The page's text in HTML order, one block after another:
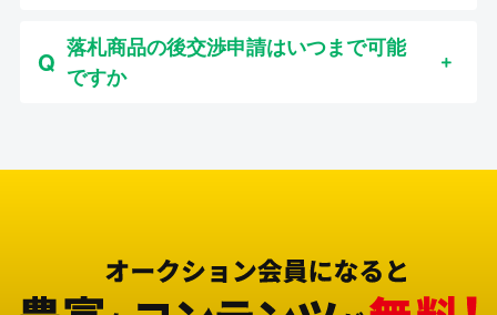
落札商品の後交渉申請はいつまで可能
ですか